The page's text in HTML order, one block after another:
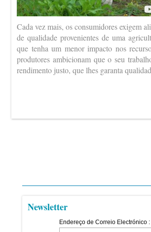
Cada vez mais, os consumidores exigem
de qualidade provenientes de uma
que tenha um menor impacto nos
produtores ambicionam que o seu
rendimento justo, que lhes garanta
Newsletter